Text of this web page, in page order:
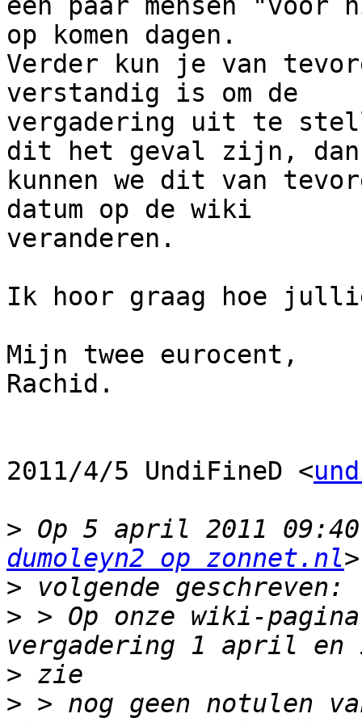
een paar mensen "voor
op komen dagen.
Verder kun je van
verstandig is om de
vergadering uit te
dit het geval zijn, dan
kunnen we dit van
datum op de wiki
veranderen.
Ik hoor graag hoe
Mijn twee eurocent,
Rachid.
2011/4/5 UndiFineD <
> Op 5 april 2011
dumoleyn2 op zonnet.nl
>
> > Op onze wiki-
>
> > nog geen notulen